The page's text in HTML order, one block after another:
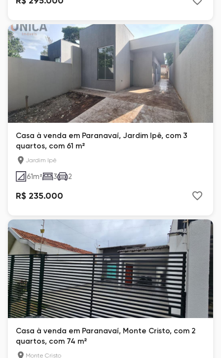
Casa à venda em Paranavaí, Jardim Ipê, com 3
quartos, com 61 m²
Jardim Ipê
61m² 3 2
R$ 235.000
Casa à venda em Paranavaí, Monte Cristo, com 2
quartos, com 74 m²
Monte Cristo